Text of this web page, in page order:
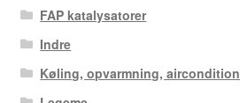
FAP katalysatorer
Indre
Køling, opvarmning, aircondition